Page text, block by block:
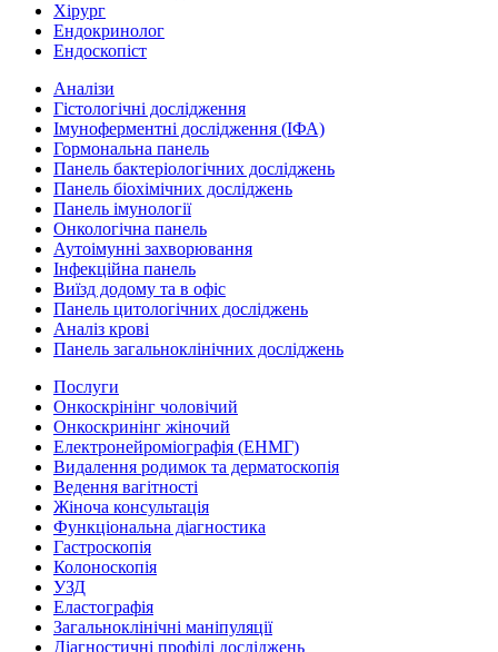
Хірург
Ендокринолог
Ендоскопіст
Аналізи
Гістологічні дослідження
Імуноферментні дослідження (ІФА)
Гормональна панель
Панель бактеріологічних досліджень
Панель біохімічних досліджень
Панель імунології
Онкологічна панель
Аутоімунні захворювання
Інфекційна панель
Виїзд додому та в офіс
Панель цитологічних досліджень
Аналіз крові
Панель загальноклінічних досліджень
Послуги
Онкоскрінінг чоловічий
Онкоскринінг жіночий
Електронейроміографія (ЕНМГ)
Видалення родимок та дерматоскопія
Ведення вагітності
Жіноча консультація
Функціональна діагностика
Гастроскопія
Колоноскопія
УЗД
Еластографія
Загальноклінічні маніпуляції
Діагностичні профілі досліджень